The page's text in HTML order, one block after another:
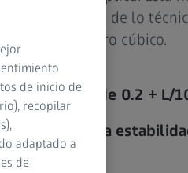
al límite de lo
casi un metro cúbico.
a partir de 0.2 + L/
para la
de inicio de
recopilar
adaptado a
de